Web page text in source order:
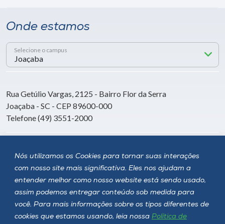
Nós utilizamos os Cookies para tornar suas interações
com nosso site mais significativa. Eles nos ajudam a
entender melhor como nosso website está sendo usado,
assim podemos entregar conteúdo sob medida para
você. Para mais informações sobre os tipos diferentes de
cookies que estamos usando, leia nossa Política de
Onde estamos
Selecione o campus
Rua Getúlio Vargas, 2125 - Bairro Flor da Serra
Joaçaba - SC - CEP 89600-000
Telefone (49) 3551-2000
Siga a Unoesc